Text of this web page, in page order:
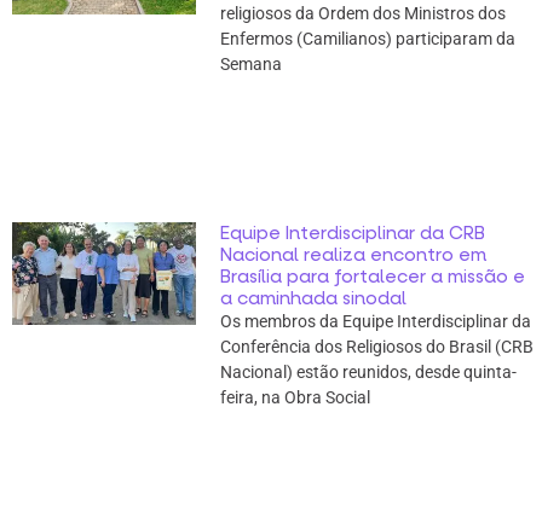
religiosos da Ordem dos Ministros dos
Enfermos (Camilianos) participaram da
Semana
Equipe Interdisciplinar da CRB
Nacional realiza encontro em
Brasília para fortalecer a missão e
a caminhada sinodal
Os membros da Equipe Interdisciplinar da
Conferência dos Religiosos do Brasil (CRB
Nacional) estão reunidos, desde quinta-
feira, na Obra Social